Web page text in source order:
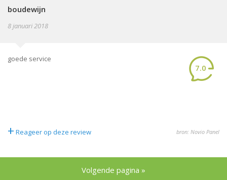
boudewijn
8 januari 2018
goede service
7.0
+ Reageer op deze review bron: Novio Panel
Volgende pagina »